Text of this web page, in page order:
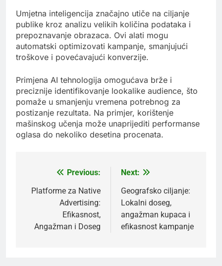
Umjetna inteligencija značajno utiče na ciljanje
publike kroz analizu velikih količina podataka i
prepoznavanje obrazaca. Ovi alati mogu
automatski optimizovati kampanje, smanjujući
troškove i povećavajući konverzije.
Primjena AI tehnologija omogućava brže i
preciznije identifikovanje lookalike audience, što
pomaže u smanjenju vremena potrebnog za
postizanje rezultata. Na primjer, korištenje
mašinskog učenja može unaprijediti performanse
oglasa do nekoliko desetina procenata.
navigation
Previous:
Platforme za Native
Advertising:
Efikasnost,
Angažman i Doseg
Next:
Geografsko ciljanje:
Lokalni doseg,
angažman kupaca i
efikasnost kampanje